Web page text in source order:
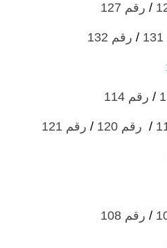
/ رقم 127
/ رقم 132
/ رقم 114
/ رقم 120 / رقم 121
/ رقم 108